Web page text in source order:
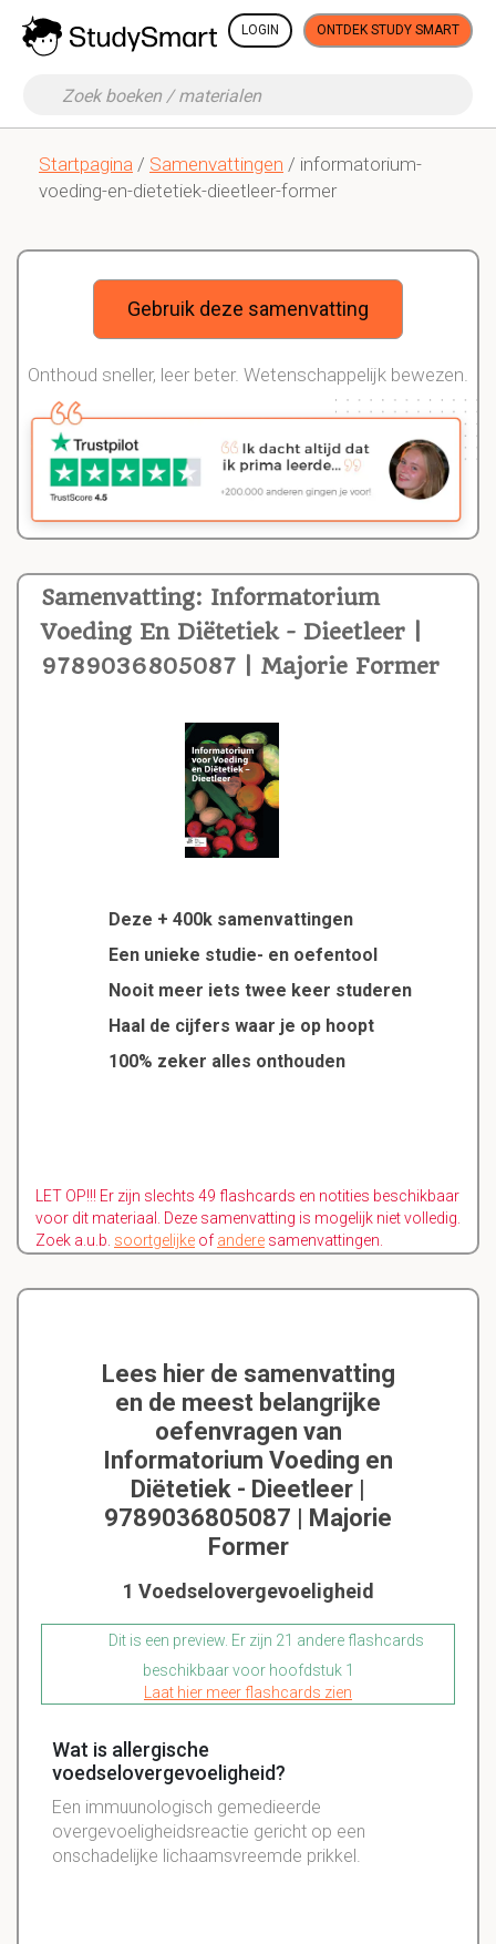
LOGIN ONTDEK STUDY SMART
Startpagina / Samenvattingen / informatorium-
voeding-en-dietetiek-dieetleer-former
Samenvatting: Informatorium
Voeding En Diëtetiek - Dieetleer |
9789036805087 | Majorie Former
Deze + 400k samenvattingen
Een unieke studie- en oefentool
Nooit meer iets twee keer studeren
Haal de cijfers waar je op hoopt
100% zeker alles onthouden
LET OP!!! Er zijn slechts 49 flashcards en notities beschikbaar
voor dit materiaal. Deze samenvatting is mogelijk niet volledig.
Zoek a.u.b. soortgelijke of andere samenvattingen.
Gebruik deze samenvatting
Onthoud sneller, leer beter. Wetenschappelijk bewezen.
Lees hier de samenvatting
en de meest belangrijke
oefenvragen van
Informatorium Voeding en
Diëtetiek - Dieetleer |
9789036805087 | Majorie
Former
1 Voedselovergevoeligheid
Dit is een preview. Er zijn 21 andere flashcards
beschikbaar voor hoofdstuk 1
Laat hier meer flashcards zien
Wat is allergische
voedselovergevoeligheid?
Een immuunologisch gemedieerde
overgevoeligheidsreactie gericht op een
onschadelijke lichaamsvreemde prikkel.